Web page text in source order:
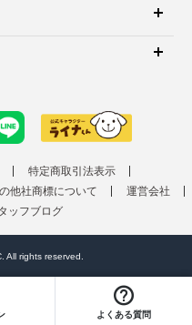
よくある質問
特定商取引法表示
他社商標について
運営会社
ッフブログ
All rights reserved.